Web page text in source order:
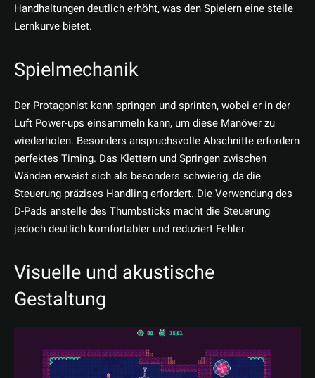
Handhaltungen deutlich erhöht, was den Spielern eine steile
Lernkurve bietet.
Spielmechanik
Der Protagonist kann springen und sprinten, wobei er in der
Luft Power-ups einsammeln kann, um diese Manöver zu
wiederholen. Besonders anspruchsvolle Abschnitte erfordern
perfektes Timing. Das Klettern und Springen zwischen
Wänden erweist sich als besonders schwierig, da die
Steuerung präzises Handling erfordert. Die Verwendung des
D-Pads anstelle des Thumbsticks macht die Steuerung
jedoch deutlich komfortabler und reduziert Fehler.
Visuelle und akustische
Gestaltung